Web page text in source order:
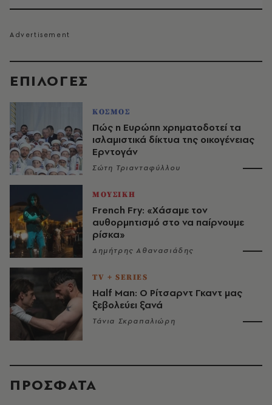
EΠΙΛΟΓΈΣ
ΚΟΣΜΟΣ
Πώς η Ευρώπη χρηματοδοτεί τα
ισλαμιστικά δίκτυα της οικογένειας
Ερντογάν
Σώτη Τριανταφύλλου
ΜΟΥΣΙΚΗ
French Fry: «Χάσαμε τον
αυθορμητισμό στο να παίρνουμε
ρίσκα»
Δημήτρης Αθανασιάδης
TV + SERIES
Half Man: Ο Ρίτσαρντ Γκαντ μας
ξεβολεύει ξανά
Τάνια Σκραπαλιώρη
ΠΡΟΣΦΑΤΑ